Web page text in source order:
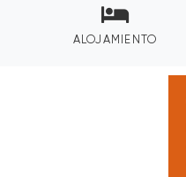
ALOJAMIENTO